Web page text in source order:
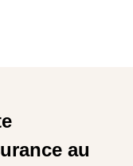
au